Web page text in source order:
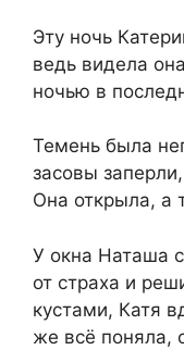
Эту ночь
ведь видела
ночью в
Темень была
засовы
Она открыла, а
У окна Наташа
от страха и
кустами, Катя
же всё поняла,